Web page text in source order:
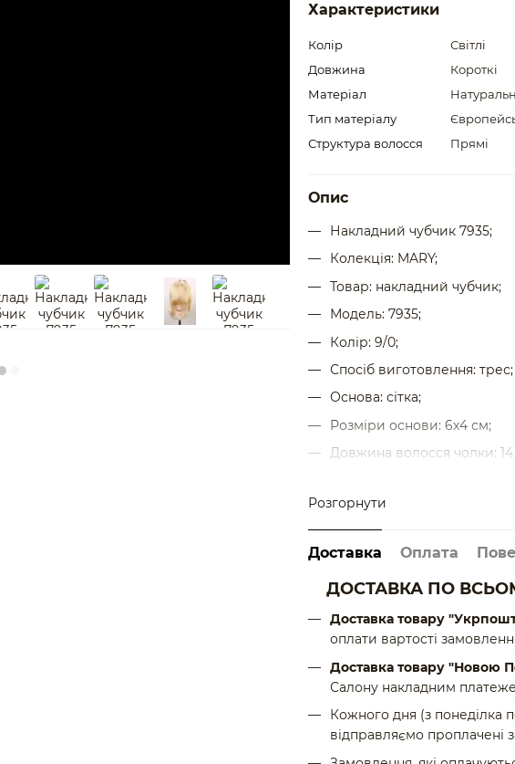
Характеристики
Колір
Світлі
Довжина
Короткі
Матеріал
Тип матеріалу
Структура волосся
Прямі
Опис
Накладний чубчик 7935;
Колекція: MARY;
Товар: накладний чубчик;
Модель: 7935;
Колір: 9/0;
Спосіб виготовлення: трес;
Основа: сітка;
Розміри основи: 6х4 см;
Довжина волосся чолки:
Тип волосся: натуральні;
Купити накладний чубчик
Таку модель чубчика ми
кольором.
Розгорнути
Доставка Оплата
ДОСТАВКА ПО
Доставка товару
оплати вартості
Доставка товару "Новою
Салону накладним
Кожного дня (з понеділка
відправляємо